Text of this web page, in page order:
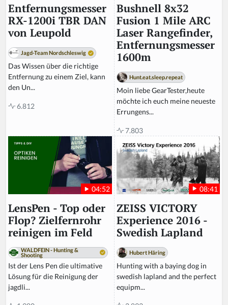
r
e
t
hi
s
fi
el
d
Entfernungsmesser
RX-1200i TBR DAN
von Leupold
Jagd-Team Nordschleswig
Das Wissen über die richtige
Entfernung zu einem Ziel, kann
den Un...
6.812
Bushnell 8x32
Fusion 1 Mile ARC
Laser Rangefinder,
Entfernungsmesser
1600m
Hunt.eat.sleep.repeat
Moin liebe GearTester,heute
möchte ich euch meine neueste
Errungens...
7.803
04:52
LensPen - Top oder
Flop? Zielfernrohr
reinigen im Feld
WALDFEIN - Hunting &
Shooting
Ist der Lens Pen die ultimative
Lösung für die Reinigung der
jagdli...
08:41
ZEISS VICTORY
Experience 2016 -
Swedish Lapland
Hubert Häring
Hunting with a baying dog in
swedish lapland and the perfect
equipm...